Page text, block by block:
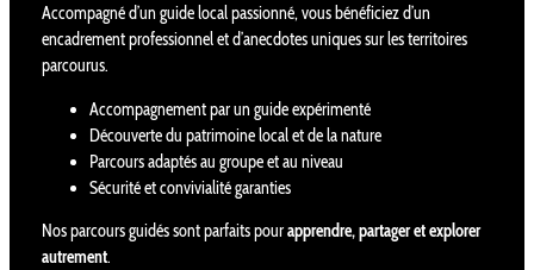
Accompagné d’un guide local passionné, vous bénéficiez d’un
encadrement professionnel et d’anecdotes uniques sur les territoires
parcourus.
Accompagnement par un guide expérimenté
Découverte du patrimoine local et de la nature
Parcours adaptés au groupe et au niveau
Sécurité et convivialité garanties
Nos parcours guidés sont parfaits pourapprendre, partager et explorer
autrement.